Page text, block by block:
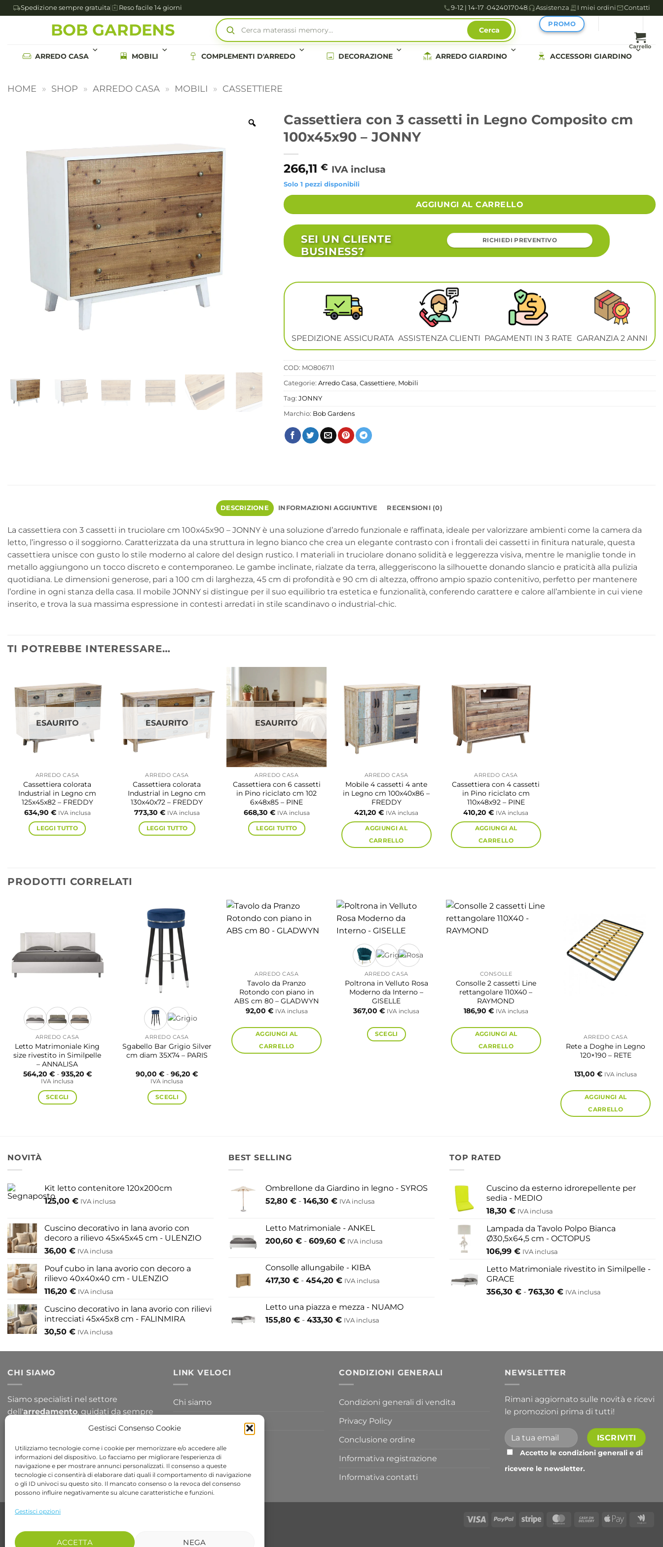
Gestisci Consenso Cookie
Utilizziamo tecnologie come i cookie per memorizzare e/o accedere alle
informazioni del dispositivo. Lo facciamo per migliorare l'esperienza di
navigazione e per mostrare annunci personalizzati. Il consenso a queste
tecnologie ci consentirà di elaborare dati quali il comportamento di navigazione
o gli ID univoci su questo sito. Il mancato consenso o la revoca del consenso
possono influire negativamente su alcune caratteristiche e funzioni.
Gestisci opzioni
ACCETTA NEGA
Spedizione sempre gratuita Reso facile 14 giorni 9-12 | 14-17 ·0424017048 Assistenza I miei ordini Contatti
BOB GARDENS Cerca materassi memory… Cerca
PROMO
Carrello
ARREDO CASA MOBILI COMPLEMENTI D'ARREDO DECORAZIONE ARREDO GIARDINO ACCESSORI GIARDINO
HOME » SHOP » ARREDO CASA » MOBILI » CASSETTIERE
Cassettiera con 3 cassetti in Legno Composito cm
100x45x90 – JONNY
266,11 € IVA inclusa
Solo 1 pezzi disponibili
AGGIUNGI AL CARRELLO
Alternative:
SEI UN CLIENTE
BUSINESS?
RICHIEDI PREVENTIVO
SPEDIZIONE ASSICURATA ASSISTENZA CLIENTI PAGAMENTI IN 3 RATE GARANZIA 2 ANNI
COD: MO806711
Categorie: Arredo Casa, Cassettiere, Mobili
Tag: JONNY
Marchio: Bob Gardens
DESCRIZIONE INFORMAZIONI AGGIUNTIVE RECENSIONI (0)
La cassettiera con 3 cassetti in truciolare cm 100x45x90 – JONNY è una soluzione d’arredo funzionale e raffinata, ideale per valorizzare ambienti come la camera da
letto, l’ingresso o il soggiorno. Caratterizzata da una struttura in legno bianco che crea un elegante contrasto con i frontali dei cassetti in finitura naturale, questa
cassettiera unisce con gusto lo stile moderno al calore del design rustico. I materiali in truciolare donano solidità e leggerezza visiva, mentre le maniglie tonde in
metallo aggiungono un tocco discreto e contemporaneo. Le gambe inclinate, rialzate da terra, alleggeriscono la silhouette donando slancio e praticità alla pulizia
quotidiana. Le dimensioni generose, pari a 100 cm di larghezza, 45 cm di profondità e 90 cm di altezza, offrono ampio spazio contenitivo, perfetto per mantenere
l’ordine in ogni stanza della casa. Il mobile JONNY si distingue per il suo equilibrio tra estetica e funzionalità, conferendo carattere e calore all’ambiente in cui viene
inserito, e trova la sua massima espressione in contesti arredati in stile scandinavo o industrial-chic.
TI POTREBBE INTERESSARE…
ESAURITO
ARREDO CASA
Cassettiera colorata
Industrial in Legno cm
125x45x82 – FREDDY
634,90 € IVA inclusa
LEGGI TUTTO
ESAURITO
ARREDO CASA
Cassettiera colorata
Industrial in Legno cm
130x40x72 – FREDDY
773,30 € IVA inclusa
LEGGI TUTTO
ESAURITO
ARREDO CASA
Cassettiera con 6 cassetti
in Pino riciclato cm 102
6x48x85 – PINE
668,30 € IVA inclusa
LEGGI TUTTO
ARREDO CASA
Mobile 4 cassetti 4 ante
in Legno cm 100x40x86 –
FREDDY
421,20€ IVA inclusa
AGGIUNGI AL
CARRELLO
ARREDO CASA
Cassettiera con 4 cassetti
in Pino riciclato cm
110x48x92 – PINE
410,20€ IVA inclusa
AGGIUNGI AL
CARRELLO
PRODOTTI CORRELATI
ARREDO CASA
Letto Matrimoniale King
size rivestito in Similpelle
– ANNALISA
564,20 € - 935,20 €Fascia
IVA inclusa
SCEGLI
opzioni
possono
scelte
nella
pagina
prodotto
ARREDO CASA
Sgabello Bar Grigio Silver
cm diam 35X74 – PARIS
90,00€ - 96,20€Fascia
IVA inclusa
SCEGLI
opzioni
scelte
nella
prodotto
ARREDO CASA
Tavolo da Pranzo
Rotondo con piano in
ABS cm 80 – GLADWYN
92,00 € IVA inclusa
AGGIUNGI AL
CARRELLO
ARREDO CASA
Poltrona in Velluto Rosa
Moderno da Interno –
GISELLE
367,00€ IVA inclusa
SCEGLI
pagina
CONSOLLE
Consolle 2 cassetti Line
rettangolare 110X40 –
RAYMOND
186,90 € IVA inclusa
AGGIUNGI AL
CARRELLO
ARREDO CASA
Rete a Doghe in Legno
120×190 – RETE
131,00€ IVA inclusa
AGGIUNGI AL
CARRELLO
NOVITÀ
Kit letto contenitore 120x200cm
125,00 € IVA inclusa
Cuscino decorativo in lana avorio con
decoro a rilievo 45x45x45 cm - ULENZIO
36,00 € IVA inclusa
Pouf cubo in lana avorio con decoro a
rilievo 40x40x40 cm - ULENZIO
116,20 € IVA inclusa
Cuscino decorativo in lana avorio con rilievi
intrecciati 45x45x8 cm - FALINMIRA
30,50 € IVA inclusa
BEST SELLING
Ombrellone da Giardino in legno - SYROS
52,80 € - 146,30 €Fascia
da
52,80 €
146,30 €
IVA inclusa
Letto Matrimoniale - ANKEL
200,60 € - 609,60 €Fascia
da
200,60 €
609,60 €
IVA inclusa
Consolle allungabile - KIBA
417,30 € - 454,20 €Fascia
da
417,30 €
IVA inclusa
Letto una piazza e mezza - NUAMO
155,80 € - 433,30 €Fascia
da
a
433,30 €
IVA inclusa
TOP RATED
Cuscino da esterno idrorepellente per
sedia - MEDIO
18,30 € IVA inclusa
Lampada da Tavolo Polpo Bianca
Ø30,5x64,5 cm - OCTOPUS
106,99 € IVA inclusa
Letto Matrimoniale rivestito in Similpelle -
GRACE
356,30 € - 763,30 €Fascia
763,30 €
IVA inclusa
CHI SIAMO
Siamo specialisti nel settore
dell'arredamento, guidati da sempre
per la passione del design. Arredare il
stato così semplice, dai un occhiata a
tutte le nostre collezioni!
LINK VELOCI
Chi siamo
CONDIZIONI GENERALI
Condizioni generali di vendita
Privacy Policy
Conclusione ordine
Informativa registrazione
Informativa contatti
NEWSLETTER
Rimani aggiornato sulle novità e ricevi
le promozioni prima di tutti!
Accetto le condizioni generali e di
ricevere le newsletter.
Visa PayPal Stripe MasterCard
Cash
Apple
Copyright 2026 ©
P.IVA e CF: 04486540240